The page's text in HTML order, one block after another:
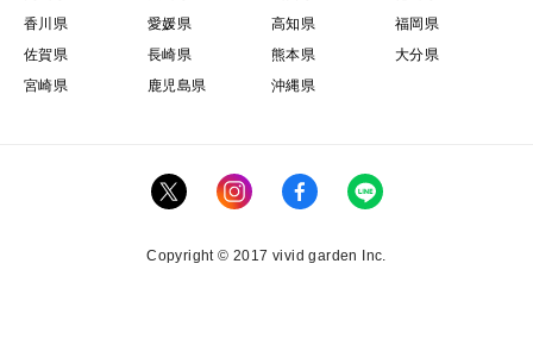
香川県
愛媛県 高知県
福岡県
佐賀県
長崎県 熊本県
大分県
宮崎県
鹿児島県 沖縄県
Copyright © 2017 vivid garden Inc.